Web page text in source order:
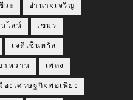
วะ อำนาจเจริญ
ไลน์ เขมร
เจดีเซ็นทรัล
าหวาน เพลง
องเศรษฐกิจพอเพียง